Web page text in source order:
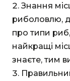
Знання
риболовлю,
про типи
найкращі
знаєте, тим